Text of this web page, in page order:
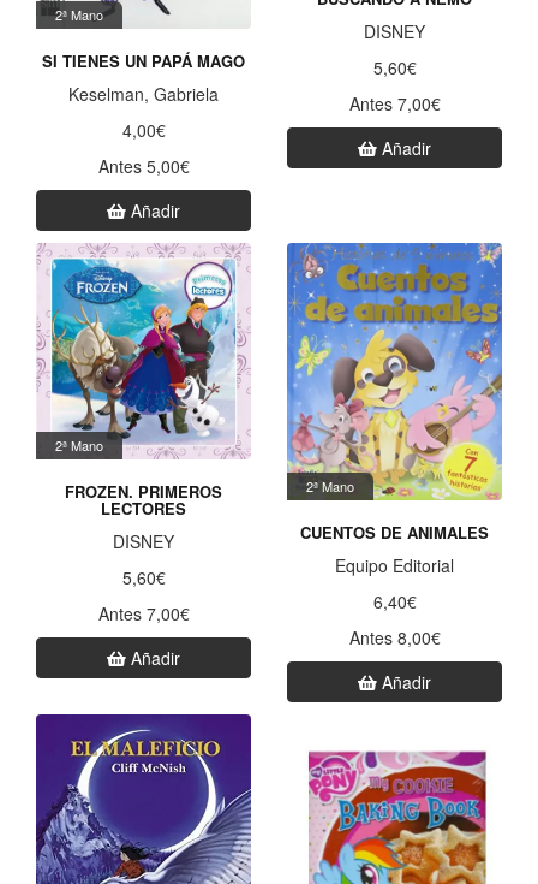
2ª Mano
SI TIENES UN PAPÁ MAGO
Keselman, Gabriela
4,00€
Antes 5,00€
Añadir
DISNEY
5,60€
Antes 7,00€
Añadir
2ª Mano
FROZEN. PRIMEROS
LECTORES
DISNEY
5,60€
Antes 7,00€
Añadir
2ª Mano
CUENTOS DE ANIMALES
Equipo Editorial
6,40€
Antes 8,00€
Añadir